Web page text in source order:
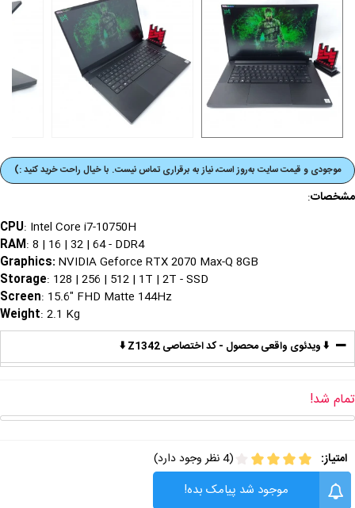
موجودی و قیمت‌ سایت به‌روز است، نیاز به برقراری تماس نیست. با خیال راحت خرید کنید :)
مشخصات:
CPU: Intel Core i7-10750H
RAM: 8 | 16 | 32 | 64 - DDR4
Graphics: NVIDIA Geforce RTX 2070 Max-Q 8GB
Storage: 128 | 256 | 512 | 1T | 2T - SSD
Screen: 15.6" FHD Matte 144Hz
Weight: 2.1 Kg
⬇️ ویدئوی واقعی محصول - کد اختصاصی Z1342 ⬇️
تمام شد!
امتیاز: (4 نظر وجود دارد)
موجود شد پیامک بده!